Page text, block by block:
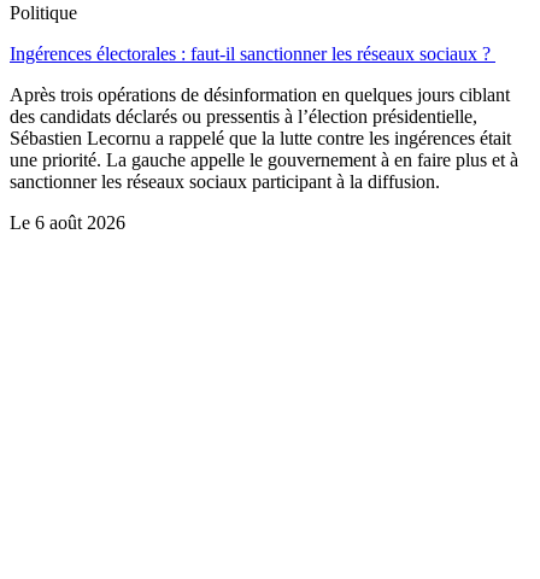
Politique
Ingérences électorales : faut-il sanctionner les réseaux sociaux ?
Après trois opérations de désinformation en quelques jours ciblant
des candidats déclarés ou pressentis à l’élection présidentielle,
Sébastien Lecornu a rappelé que la lutte contre les ingérences était
une priorité. La gauche appelle le gouvernement à en faire plus et à
sanctionner les réseaux sociaux participant à la diffusion.
Le 6 août 2026